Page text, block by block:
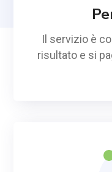
Il servizio è
risultato e si